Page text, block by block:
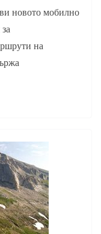
новото мобилно
на